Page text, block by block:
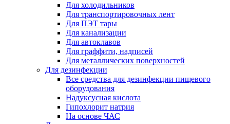
Для холодильников
Для транспортировочных лент
Для ПЭТ тары
Для канализации
Для автоклавов
Для граффити, надписей
Для металлических поверхностей
Для дезинфекции
Все средства для дезинфекции пищевого
оборудования
Надуксусная кислота
Гипохлорит натрия
На основе ЧАС